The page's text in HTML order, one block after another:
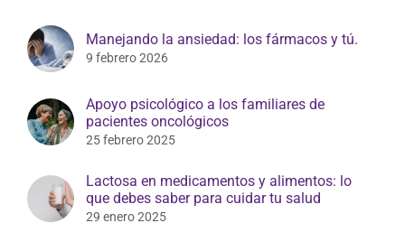
9 febrero 2026
pacientes oncológicos
25 febrero 2025
que debes saber para cuidar tu salud
29 enero 2025